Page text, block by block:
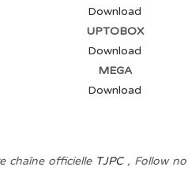
Download
UPTOBOX
Download
MEGA
Download
chaîne officielle TJPC, Follow